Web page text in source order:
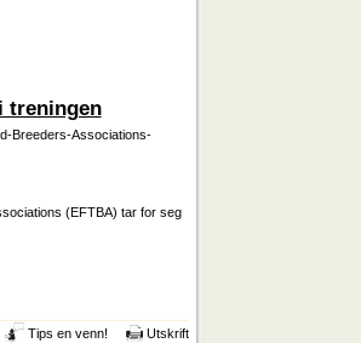
treningen
Breeders-Associations-
(EFTBA) tar for seg
Tips en venn! Utskrift